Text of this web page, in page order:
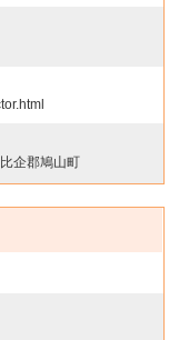
企郡鳩山町